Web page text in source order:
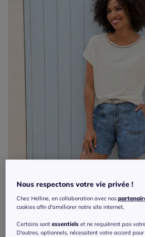
Nous respectons votre vie privée !
Chez Helline, en collaboration avec nos
cookies afin d'améliorer notre site internet.
Certains sontessentiels et ne requièrent pas
D'autres, optionnels, nécessitent votre accord pour